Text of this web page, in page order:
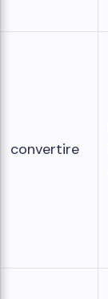
convertire